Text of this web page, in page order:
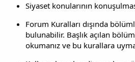
Siyaset konularının
Forum Kuralları dışında
bulunabilir. Başlık açılan
okumanız ve bu kurallara